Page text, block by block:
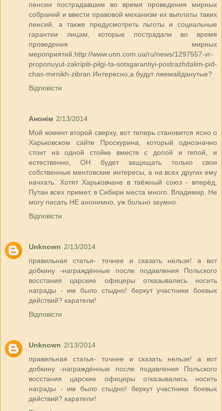
пенсии пострадавшим во время проведения мирных
собраний и ввести правовой механизм их выплаты таких
пенсий, а также предусмотреть льготы и социальные
гарантии лицам, которые пострадали во время
проведения мирных
мероприятий.http://www.unn.com.ua/ru/news/1297557-vr-
proponuyut-zakripiti-pilgi-ta-sotsgarantiyi-postrazhdalim-pid-
chas-mirnikh-zibran Интересно,а будут лжемайданутые?
Відповісти
Анонім 2/13/2014
Мой комент второй сверху, вот теперь становится ясно о
Харьковском сайте Проскурина, который однозначно
стоит на одной стойке вместе с допой и гепой, и
естественно, ОН будет защищать только свои
собственные ментовские интересы, а на всех других ему
начхать. Хотят Харьковчане в таёжный союз - вперёд,
Путан всех примет, в Сибири места много. Владимир. Не
могу писать НЕ анонимно, уж больно заумно.
Відповісти
Unknown 2/13/2014
правильная статья- точнее и сказать нельзя! а вот
добкину -награждённые после подавления Польского
восстания царские офицеры отказывались носить
награды - им было стыдно! беркут участники боевых
действий? каратели!
Відповісти
Unknown 2/13/2014
правильная статья- точнее и сказать нельзя! а вот
добкину -награждённые после подавления Польского
восстания царские офицеры отказывались носить
награды - им было стыдно! беркут участники боевых
действий? каратели!